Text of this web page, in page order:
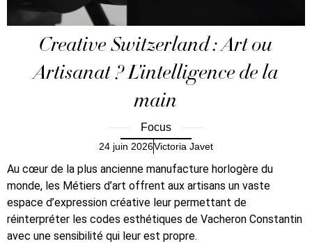
Creative Switzerland : Art ou
Artisanat ? L’intelligence de la
main
Focus
24 juin 2026Victoria Javet
Au cœur de la plus ancienne manufacture horlogère du
monde, les Métiers d’art offrent aux artisans un vaste
espace d’expression créative leur permettant de
réinterpréter les codes esthétiques de Vacheron Constantin
avec une sensibilité qui leur est propre.